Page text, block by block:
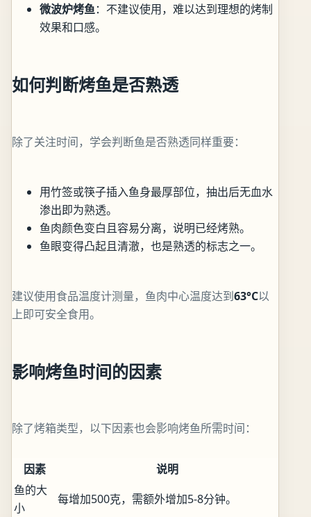
微波炉烤鱼：不建议使用，难以达到理想的烤制
效果和口感。
如何判断烤鱼是否熟透
除了关注时间，学会判断鱼是否熟透同样重要：
用竹签或筷子插入鱼身最厚部位，抽出后无血水
渗出即为熟透。
鱼肉颜色变白且容易分离，说明已经烤熟。
鱼眼变得凸起且清澈，也是熟透的标志之一。
建议使用食品温度计测量，鱼肉中心温度达到63°C以
上即可安全食用。
影响烤鱼时间的因素
除了烤箱类型，以下因素也会影响烤鱼所需时间：
因素
说明
鱼的大
小
每增加500克，需额外增加5-8分钟。